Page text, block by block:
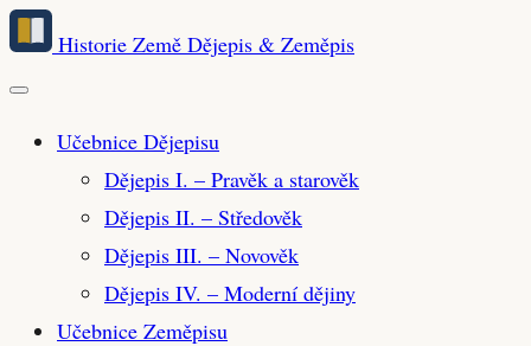
Přeskočit
hlavní
obsah
Historie Země Dějepis & Zeměpis
Učebnice Dějepisu
Dějepis I. – Pravěk a starověk
Dějepis II. – Středověk
Dějepis III. – Novověk
Dějepis IV. – Moderní dějiny
Učebnice Zeměpisu